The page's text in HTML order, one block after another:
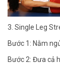
3. Single Leg
Bước 1: Nằm
Bước 2: Đưa cả